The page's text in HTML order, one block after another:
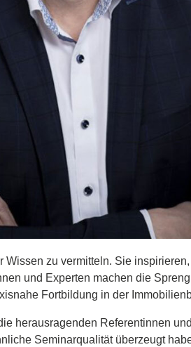
Wissen zu vermitteln. Sie inspirieren,
und Experten machen die
Fortbildung in der
herausragenden Referentinnen und
Seminarqualität überzeugt